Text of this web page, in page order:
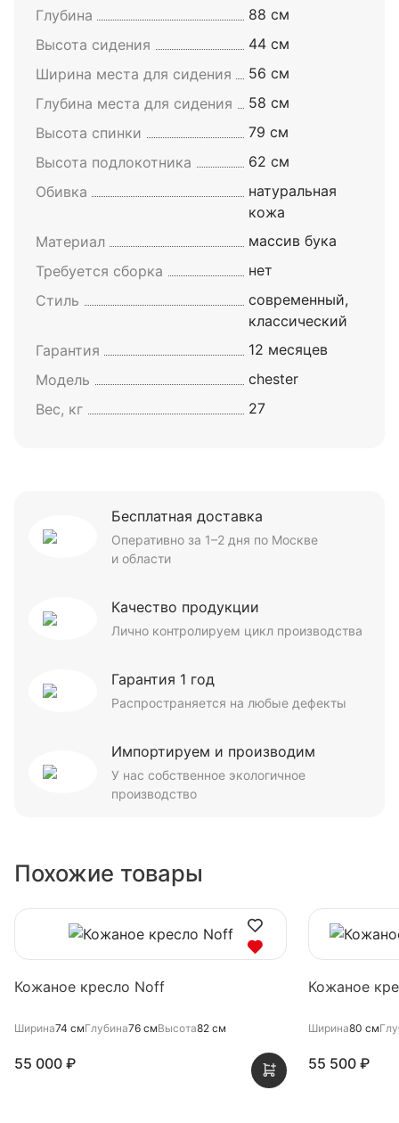
Глубина
88 см
Высота сидения
44 см
Ширина места для сидения
56 см
Глубина места для сидения
58 см
Высота спинки
79 см
Высота подлокотника
62 см
Обивка
натуральная
кожа
Материал
массив бука
Требуется сборка
нет
Стиль
современный,
классический
Гарантия
12 месяцев
Модель
chester
Вес, кг
27
Бесплатная доставка
Оперативно за 1–2 дня по Москве
и области
Качество продукции
Лично контролируем цикл производства
Гарантия 1 год
Распространяется на любые дефекты
Импортируем и производим
У нас собственное экологичное
производство
Похожие товары
Кожаное кресло Noff
Ширина74 смГлубина76 смВысота82 см
55 000 ₽
Кожаное
Ширина80 см
55 500 ₽